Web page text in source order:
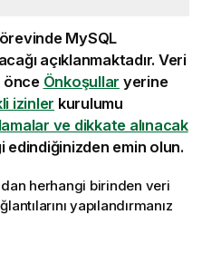
MySQL
açıklanmaktadır. Veri
önce Önkoşullar yerine
izinler kurulumu
ve dikkate alınacak
edindiğinizden emin olun.
herhangi birinden veri
yapılandırmanız